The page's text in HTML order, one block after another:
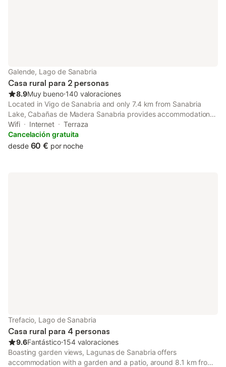
Galende, Lago de Sanabria
Casa rural para 2 personas
8.9Muy bueno⋅140 valoraciones
Located in Vigo de Sanabria and only 7.4 km from Sanabria
Lake, Cabañas de Madera Sanabria provides accommodation
with mountain views, free WiFi and free private parking.
Wifi Internet
Terraza
Cancelación gratuita
desde 60 € por noche
Trefacio, Lago de Sanabria
Casa rural para 4 personas
9.6Fantástico⋅154 valoraciones
Boasting garden views, Lagunas de Sanabria offers
accommodation with a garden and a patio, around 8.1 km from